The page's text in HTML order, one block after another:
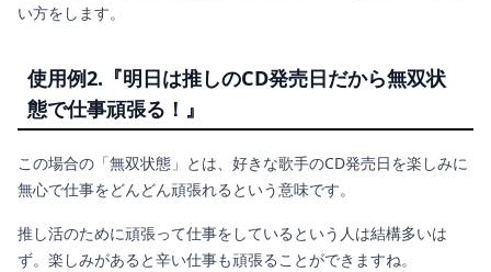
い方をします。
使用例2.『明日は推しのCD発売日だから無双状
態で仕事頑張る！』
この場合の「無双状態」とは、好きな歌手のCD発売日を楽しみに
無心で仕事をどんどん頑張れるという意味です。
推し活のために頑張って仕事をしているという人は結構多いは
ず。楽しみがあると辛い仕事も頑張ることができますね。